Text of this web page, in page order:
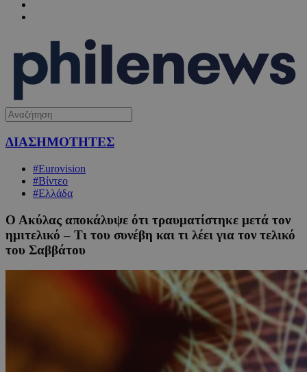
ΔΙΑΣΗΜΟΤΗΤΕΣ
#Eurovision
#Βίντεο
#Ελλάδα
Ο Ακύλας αποκάλυψε ότι τραυματίστηκε μετά τον
ημιτελικό – Τι του συνέβη και τι λέει για τον τελικό
του Σαββάτου